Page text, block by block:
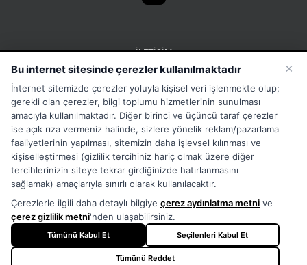
İLETIŞIM
15 Temmuz Mah. 1468 Sok. No:5 Güneşli Bağcılar
İstanbul Türkiye
Phone:Merkez:+902126563010 Destek:+908502228722
WhatsApp:+905333867971
Fax:+902126563005
Email:info@tora.com.tr
Web:TORA
×
Bu internet sitesinde çerezler kullanılmaktadır
İnternet sitemizde çerezler yoluyla kişisel veri işlenmekte olup;
gerekli olan çerezler, bilgi toplumu hizmetlerinin sunulması
amacıyla kullanılmaktadır. Diğer birinci ve üçüncü taraf çerezler
ise açık rıza vermeniz halinde, sizlere yönelik reklam/pazarlama
faaliyetlerinin yapılması, sitemizin daha işlevsel kılınması ve
kişiselleştirmesi (gizlilik tercihiniz hariç olmak üzere diğer
tercihlerinizin siteye tekrar girdiğinizde hatırlanmasını
sağlamak) amaçlarıyla sınırlı olarak kullanılacaktır.
Çerezlerle ilgili daha detaylı bilgiye çerez aydınlatma metni ve
çerez gizlilik metni'nden ulaşabilirsiniz.
Tümünü Kabul Et Seçilenleri Kabul Et
Tümünü Reddet